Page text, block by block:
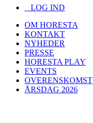
LOG IND
OM HORESTA
KONTAKT
NYHEDER
PRESSE
HORESTA PLAY
EVENTS
OVERENSKOMST
ÅRSDAG 2026